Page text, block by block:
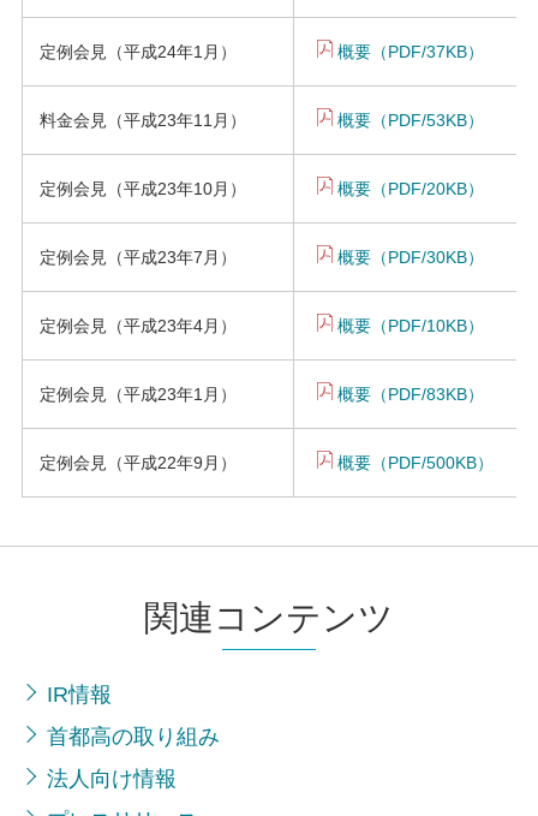
定例会見（平成24年1月） 概要（PDF/37KB）
料金会見（平成23年11月） 概要（PDF/53KB）
定例会見（平成23年10月） 概要（PDF/20KB）
定例会見（平成23年7月） 概要（PDF/30KB）
定例会見（平成23年4月） 概要（PDF/10KB）
定例会見（平成23年1月） 概要（PDF/83KB）
定例会見（平成22年9月） 概要（PDF/500KB）
関連コンテンツ
IR情報
首都高の取り組み
法人向け情報